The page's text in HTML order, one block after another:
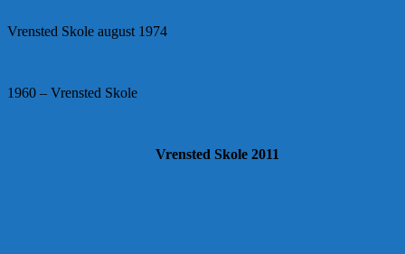
Vrensted Skole august 1974
1960 – Vrensted Skole
Vrensted Skole 2011